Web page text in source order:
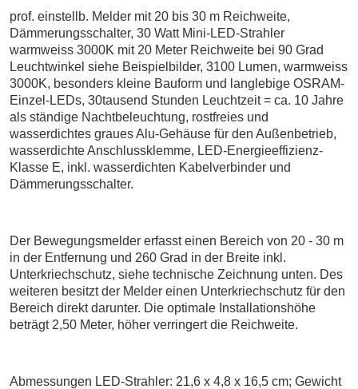
prof. einstellb. Melder mit 20 bis 30 m Reichweite,
Dämmerungsschalter, 30 Watt Mini-LED-Strahler
warmweiss 3000K mit 20 Meter Reichweite bei 90 Grad
Leuchtwinkel siehe Beispielbilder, 3100 Lumen, warmweiss
3000K, besonders kleine Bauform und langlebige OSRAM-
Einzel-LEDs, 30tausend Stunden Leuchtzeit = ca. 10 Jahre
als ständige Nachtbeleuchtung, rostfreies und
wasserdichtes graues Alu-Gehäuse für den Außenbetrieb,
wasserdichte Anschlussklemme, LED-Energieeffizienz-
Klasse E, inkl. wasserdichten Kabelverbinder und
Dämmerungsschalter.
Der Bewegungsmelder erfasst einen Bereich von 20 - 30 m
in der Entfernung und 260 Grad in der Breite inkl.
Unterkriechschutz, siehe technische Zeichnung unten. Des
weiteren besitzt der Melder einen Unterkriechschutz für den
Bereich direkt darunter. Die optimale Installationshöhe
beträgt 2,50 Meter, höher verringert die Reichweite.
Abmessungen LED-Strahler: 21,6 x 4,8 x 16,5 cm; Gewicht